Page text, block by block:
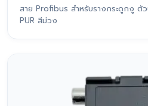
สาย Profibus สำหรับรางกระดูกงู ตั
PUR สีม่วง